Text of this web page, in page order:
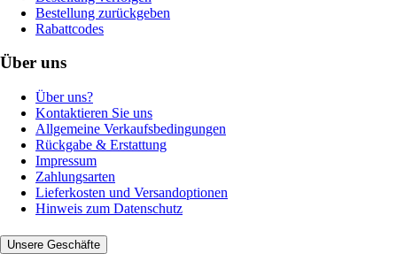
Bestellung zurückgeben
Rabattcodes
Über uns
Über uns?
Kontaktieren Sie uns
Allgemeine Verkaufsbedingungen
Rückgabe & Erstattung
Impressum
Zahlungsarten
Lieferkosten und Versandoptionen
Hinweis zum Datenschutz
Unsere Geschäfte